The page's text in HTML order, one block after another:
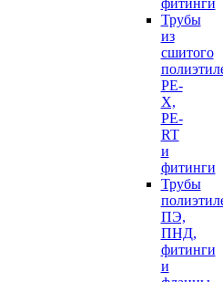
фитинги
Трубы
из
сшитого
PE-
X,
PE-
RT
и
фитинги
Трубы
ПЭ,
ПНД,
фитинги
и